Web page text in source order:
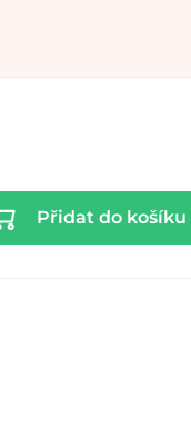
Přidat do košíku